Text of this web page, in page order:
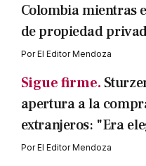
Colombia mientras
de propiedad
PorEl Editor Mendoza
Sigue firme.
apertura a la
extranjeros: "Era
PorEl Editor Mendoza